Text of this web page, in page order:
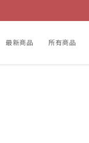
最新商品 所有商品